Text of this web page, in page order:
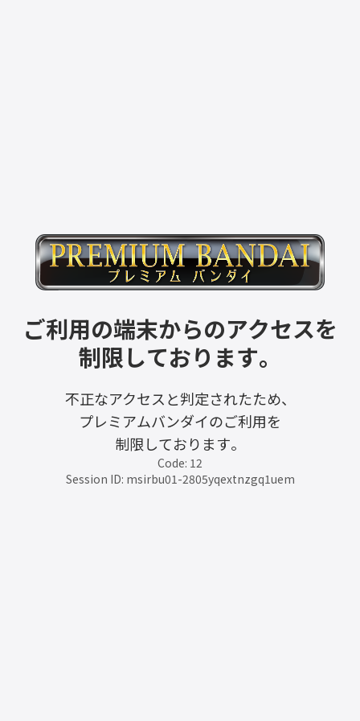
ご利用の端末からのアクセスを
制限しております。
不正なアクセスと判定されたため、
プレミアムバンダイのご利用を
制限しております。
Code: 12
Session ID: msirbu01-2805yqextnzgq1uem